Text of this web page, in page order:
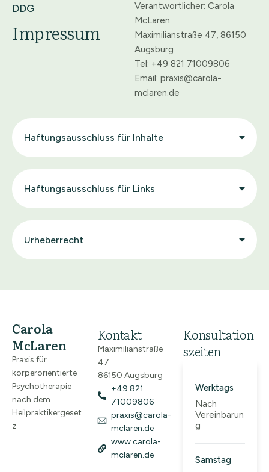
DDG
Impressum
Verantwortlicher: Carola
McLaren
Maximilianstraße 47, 86150
Augsburg
Tel: +49 821 71009806
Email: praxis@carola-
mclaren.de
Haftungsausschluss für Inhalte
Haftungsausschluss für Links
Urheberrecht
Praxis für
körperorientierte
Psychotherapie
nach dem
Heilpraktikergeset
z
Carola
McLaren
Kontakt
Maximilianstraße
47
86150 Augsburg
+49 821
71009806
praxis@carola-
mclaren.de
www.carola-
mclaren.de
Konsultation
szeiten
Werktags
Nach
Vereinbarun
g
Samstag